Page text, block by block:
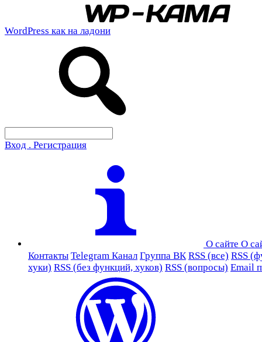
WordPress как на ладони
Вход . Регистрация
О сайте О
Контакты Telegram Канал Группа ВК RSS (все) RSS
хуки) RSS (без функций, хуков) RSS (вопросы) Email